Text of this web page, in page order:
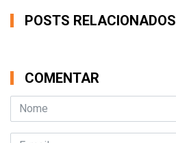
POSTS RELACIONADOS
COMENTAR